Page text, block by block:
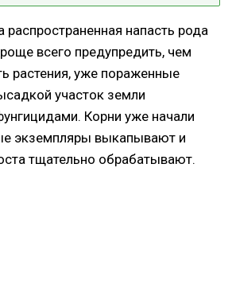
напасть рода
всего предупредить, чем
растения, уже пораженные
участок земли
Корни уже начали
экземпляры выкапывают и
тщательно обрабатывают.